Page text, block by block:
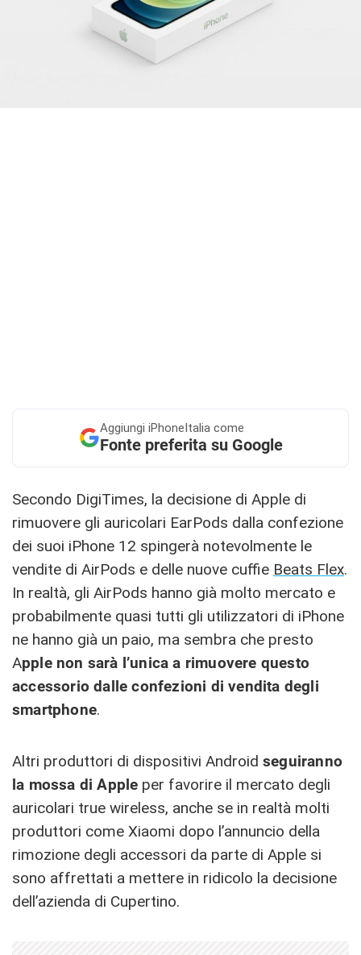
Aggiungi iPhoneItalia come
Fonte preferita su Google
Secondo DigiTimes, la decisione di Apple di
rimuovere gli auricolari EarPods dalla confezione
dei suoi iPhone 12 spingerà notevolmente le
vendite di AirPods e delle nuove cuffie Beats Flex.
In realtà, gli AirPods hanno già molto mercato e
probabilmente quasi tutti gli utilizzatori di iPhone
ne hanno già un paio, ma sembra che presto
Apple non sarà l’unica a rimuovere questo
accessorio dalle confezioni di vendita degli
smartphone.
Altri produttori di dispositivi Android seguiranno
la mossa di Apple per favorire il mercato degli
auricolari true wireless, anche se in realtà molti
produttori come Xiaomi dopo l’annuncio della
rimozione degli accessori da parte di Apple si
sono affrettati a mettere in ridicolo la decisione
dell’azienda di Cupertino.